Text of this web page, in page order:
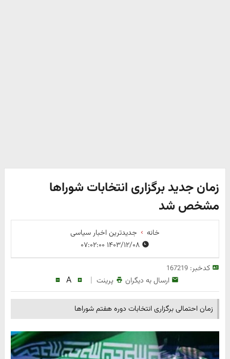
زمان جدید برگزاری انتخابات شوراها
مشخص شد
خانه
جدیدترین اخبار سیاسی
کدخبر:167219
ارسال به دیگران پرینت |
A
زمان احتمالی برگزاری انتخابات دوره هفتم شوراها